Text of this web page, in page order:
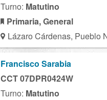
Turno: Matutino
Primaria, General
Lázaro Cárdenas, Pueblo
Francisco Sarabia
CCT 07DPR0424W
Turno: Matutino